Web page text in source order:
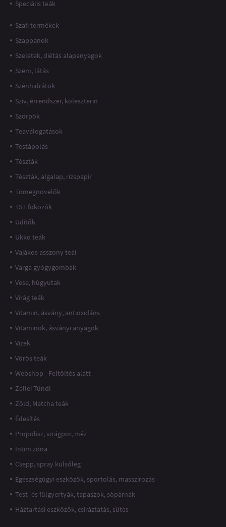
Speciális teák
Szafi termékek
Szappanok
Szeletek, diétás alapanyagok
Szem, látás
Szénhidrátok
Szív, érrendszer, koleszterin
Szörpök
Teaválogatások
Testápolás
Tészták
Tészták, algalap, rizspapír
Tömegnövelők
TST fokozók
Üdítők
Ukko teák
Vajákos asszony teái
Varga gyógygombák
Vese, húgyutak
Virág teák
Vitamin, ásvány, antioxidáns
Vitaminok, ásványi anyagok
Vizek
Vörös teák
Webshop - Feltöltés alatt
Zellei Tündi
Zöld, Matcha teák
Édesítés
Propolisz, virágpor, méz
Intim zóna
Csepp, spray külsőleg
Egészségügyi eszközök, sportolás, masszírozás
Test- és fülgyertyák, tapaszok, sópárnák
Háztartási eszközök, csíráztatás, sütés